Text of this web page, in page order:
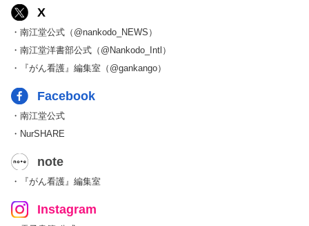
X
・南江堂公式（@nankodo_NEWS）
・南江堂洋書部公式（@Nankodo_Intl）
・『がん看護』編集室（@gankango）
Facebook
・南江堂公式
・NurSHARE
note
・『がん看護』編集室
Instagram